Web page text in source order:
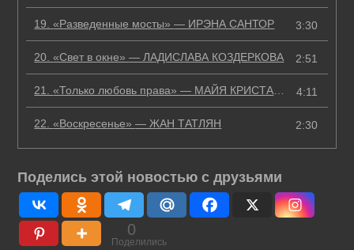
19.«Разведенные мосты»— ИРЭНА САНТОР 3:30
20.«Свет в окне»— ЛАДИСЛАВА КОЗДЕРКОВА 2:51
21.«Только любовь права»— МАЙЯ КРИСТАЛИНСКАЯ 4:11
22.«Воскресенье»— ЖАН ТАТЛЯН 2:30
Поделись этой новостью с друзьями
0
Поделились